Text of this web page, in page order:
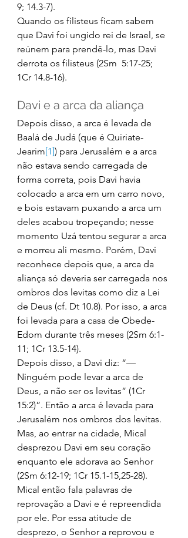
9; 14.3-7).
Quando os filisteus ficam sabem
que Davi foi ungido rei de Israel, se
reúnem para prendê-lo, mas Davi
derrota os filisteus (2Sm  5:17-25;
1Cr 14.8-16).
Davi e a arca da aliança
Depois disso, a arca é levada de
Baalá de Judá (que é Quiriate-
Jearim[1]) para Jerusalém e a arca
não estava sendo carregada de
forma correta, pois Davi havia
colocado a arca em um carro novo,
e bois estavam puxando a arca um
deles acabou tropeçando; nesse
momento Uzá tentou segurar a arca
e morreu ali mesmo. Porém, Davi
reconhece depois que, a arca da
aliança só deveria ser carregada nos
ombros dos levitas como diz a Lei
de Deus (cf. Dt 10.8). Por isso, a arca
foi levada para a casa de Obede-
Edom durante três meses (2Sm 6:1-
11; 1Cr 13.5-14).
Depois disso, a Davi diz: “—
Ninguém pode levar a arca de
Deus, a não ser os levitas” (1Cr
15:2)”. Então a arca é levada para
Jerusalém nos ombros dos levitas.
Mas, ao entrar na cidade, Mical
desprezou Davi em seu coração
enquanto ele adorava ao Senhor
(2Sm 6:12-19; 1Cr 15.1-15,25-28).
Mical então fala palavras de
reprovação a Davi e é repreendida
por ele. Por essa atitude de
desprezo, o Senhor a reprovou e